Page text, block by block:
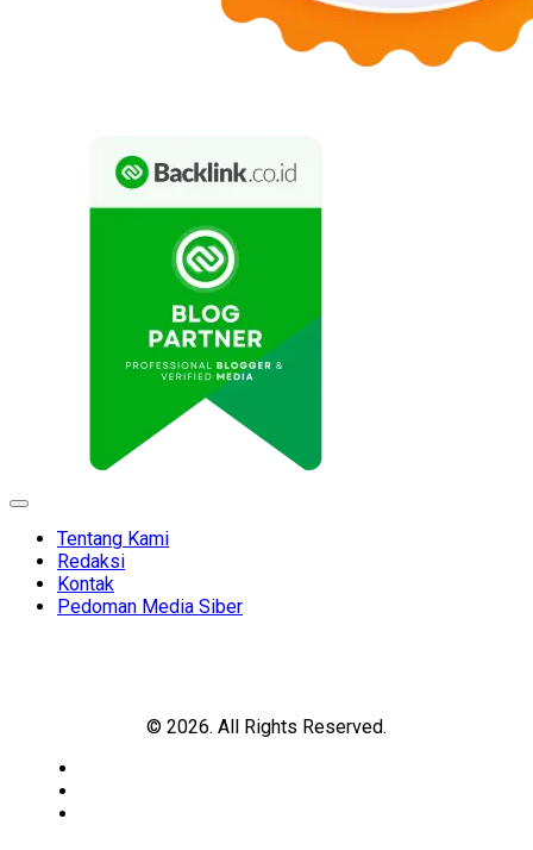
Expand
Tentang Kami
Redaksi
Kontak
Pedoman Media Siber
© 2026. All Rights Reserved.